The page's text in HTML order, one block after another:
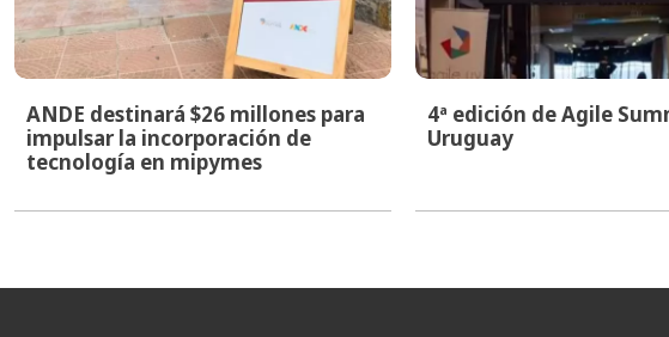
ANDE destinará $26 millones para
impulsar la incorporación de
tecnología en mipymes
4ª edición de Agile
Uruguay